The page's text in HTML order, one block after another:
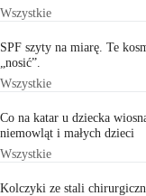
Wszystkie
SPF szyty na miarę. Te
„nosić”.
Wszystkie
Co na katar u dziecka
niemowląt i małych dzieci
Wszystkie
Kolczyki ze stali